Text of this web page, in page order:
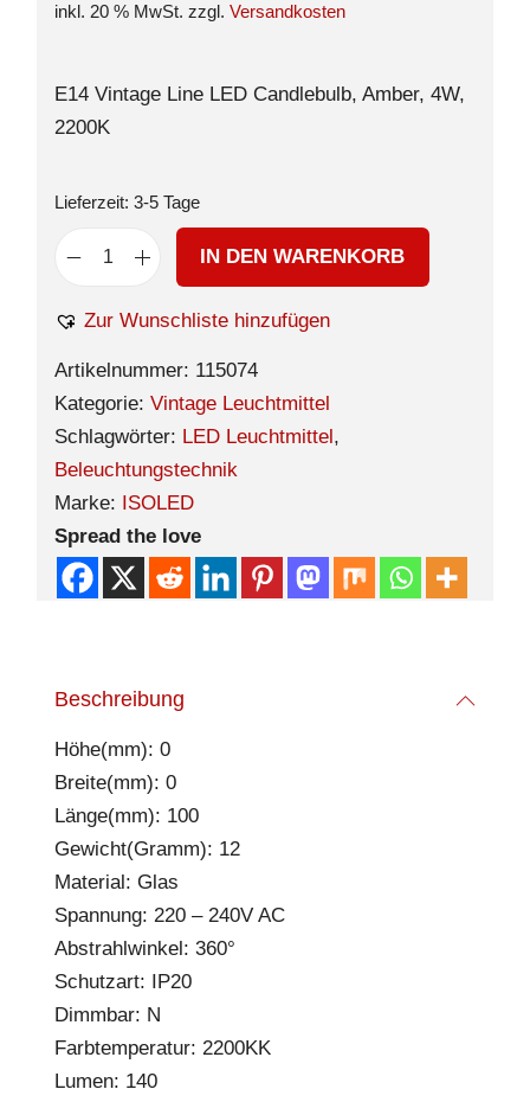
inkl. 20 % MwSt. zzgl. Versandkosten
E14 Vintage Line LED Candlebulb, Amber, 4W,
2200K
Lieferzeit: 3-5 Tage
IN DEN WARENKORB
Zur Wunschliste hinzufügen
Artikelnummer: 115074
Kategorie: Vintage Leuchtmittel
Schlagwörter: LED Leuchtmittel,
Beleuchtungstechnik
Marke: ISOLED
Spread the love
Beschreibung
Höhe(mm): 0
Breite(mm): 0
Länge(mm): 100
Gewicht(Gramm): 12
Material: Glas
Spannung: 220 – 240V AC
Abstrahlwinkel: 360°
Schutzart: IP20
Dimmbar: N
Farbtemperatur: 2200KK
Lumen: 140